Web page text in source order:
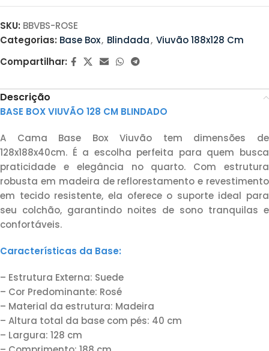
SKU: BBVBS-ROSE
Categorias: Base Box, Blindada, Viuvão 188x128 Cm
Compartilhar:
Descrição
BASE BOX VIUVÃO 128 CM BLINDADO
A Cama Base Box Viuvão tem dimensões de
128x188x40cm. É a escolha perfeita para quem busca
praticidade e elegância no quarto. Com estrutura
robusta em madeira de reflorestamento e revestimento
em tecido resistente, ela oferece o suporte ideal para
seu colchão, garantindo noites de sono tranquilas e
confortáveis.
Características da Base:
– Estrutura Externa: Suede
– Cor Predominante: Rosé
– Material da estrutura: Madeira
– Altura total da base com pés: 40 cm
– Largura: 128 cm